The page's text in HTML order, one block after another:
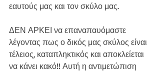
εαυτούς μας και τον σκύλο μας.
ΔΕΝ ΑΡΚΕΙ να επαναπαυόμαστε
λέγοντας πως ο δικός μας σκύλος είναι
τέλειος, καταπληκτικός και αποκλείεται
να κάνει κακό!! Αυτή η αντιμετώπιση